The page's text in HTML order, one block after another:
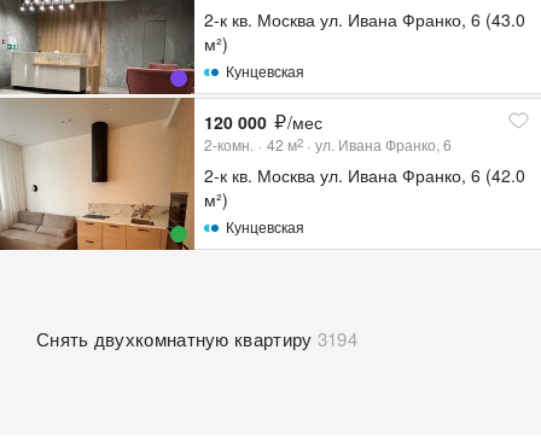
2-к кв. Москва ул. Ивана Франко, 6 (43.0
м²)
Кунцевская
120 000 /мес
2-комн. 42 м2 ул. Ивана Франко, 6
2-к кв. Москва ул. Ивана Франко, 6 (42.0
м²)
Кунцевская
Снять двухкомнатную квартиру 3194